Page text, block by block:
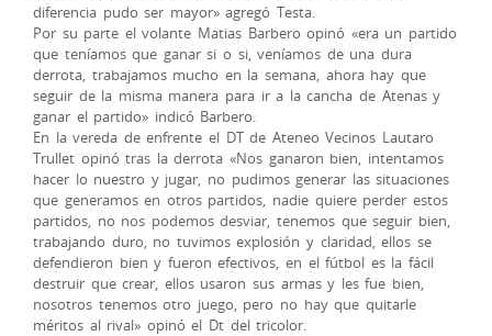
diferencia pudo ser mayor» agregó Testa.
Por su parte el volante Matias Barbero opinó «era un partido
que teníamos que ganar si o si, veníamos de una dura
derrota, trabajamos mucho en la semana, ahora hay que
seguir de la misma manera para ir a la cancha de Atenas y
ganar el partido» indicó Barbero.
En la vereda de enfrente el DT de Ateneo Vecinos Lautaro
Trullet opinó tras la derrota «Nos ganaron bien, intentamos
hacer lo nuestro y jugar, no pudimos generar las situaciones
que generamos en otros partidos, nadie quiere perder estos
partidos, no nos podemos desviar, tenemos que seguir bien,
trabajando duro, no tuvimos explosión y claridad, ellos se
defendieron bien y fueron efectivos, en el fútbol es la fácil
destruir que crear, ellos usaron sus armas y les fue bien,
nosotros tenemos otro juego, pero no hay que quitarle
méritos al rival» opinó el Dt del tricolor.